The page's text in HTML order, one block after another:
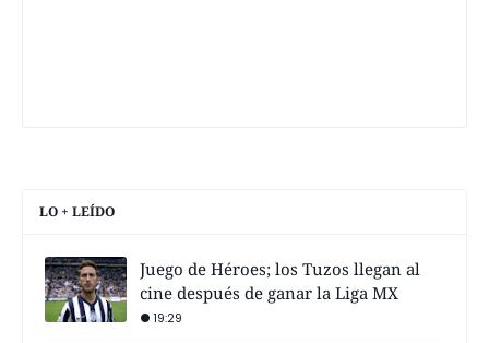
LO + LEÍDO
Juego de Héroes; los Tuzos llegan al
cine después de ganar la Liga MX
19:29